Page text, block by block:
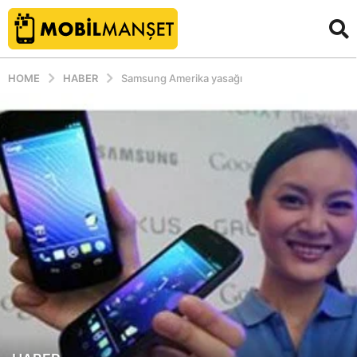
HOME HABER Samsung Amerika yasağı